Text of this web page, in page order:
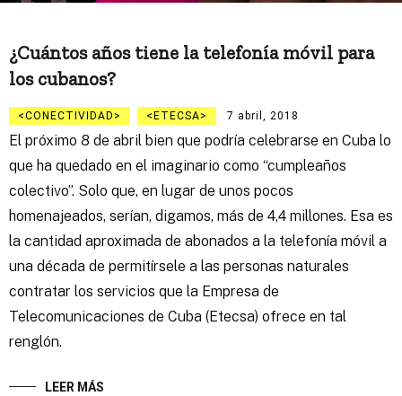
¿Cuántos años tiene la telefonía móvil para
los cubanos?
CONECTIVIDAD ETECSA 7 abril, 2018
El próximo 8 de abril bien que podría celebrarse en Cuba lo
que ha quedado en el imaginario como “cumpleaños
colectivo”. Solo que, en lugar de unos pocos
homenajeados, serían, digamos, más de 4,4 millones. Esa es
la cantidad aproximada de abonados a la telefonía móvil a
una década de permitírsele a las personas naturales
contratar los servicios que la Empresa de
Telecomunicaciones de Cuba (Etecsa) ofrece en tal
renglón.
LEER MÁS